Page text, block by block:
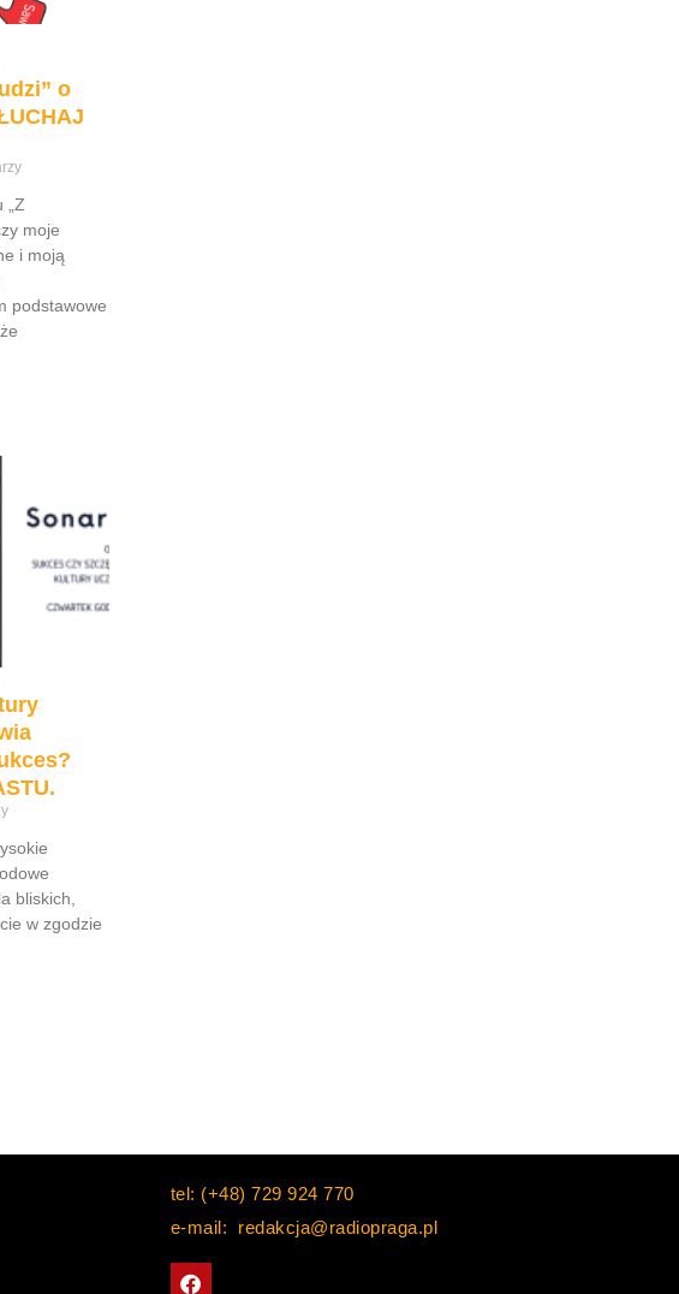
o
„Z
moje
i moją
podstawowe
bliskich,
w zgodzie
tel: (+48) 729 924 770
e-mail: redakcja@radiopraga.pl
F